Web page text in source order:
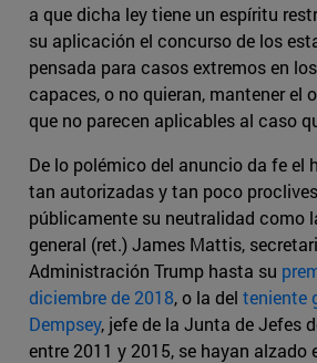
a que dicha ley tiene un espíritu
su aplicación el concurso de los
pensada para casos extremos en
capaces, o no quieran, mantener el
que no parecen aplicables al caso
De lo polémico del anuncio da fe el
tan autorizadas y tan poco
públicamente su neutralidad como
general (ret.) James Mattis,
Administración Trump hasta su
diciembre de 2018, o la del teniente
Dempsey, jefe de la Junta de Jefes
entre 2011 y 2015, se hayan alzado